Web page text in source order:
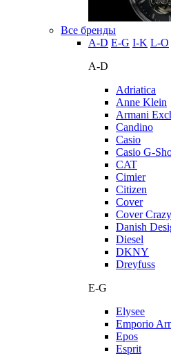
Все бренды
A-D E-G I-K L-O
A-D
Adriatica
Anne Klein
Armani
Candino
Casio
Casio G-
CAT
Cimier
Citizen
Cover
Cover
Danish
Diesel
DKNY
Dreyfuss
E-G
Elysee
Emporio
Epos
Esprit